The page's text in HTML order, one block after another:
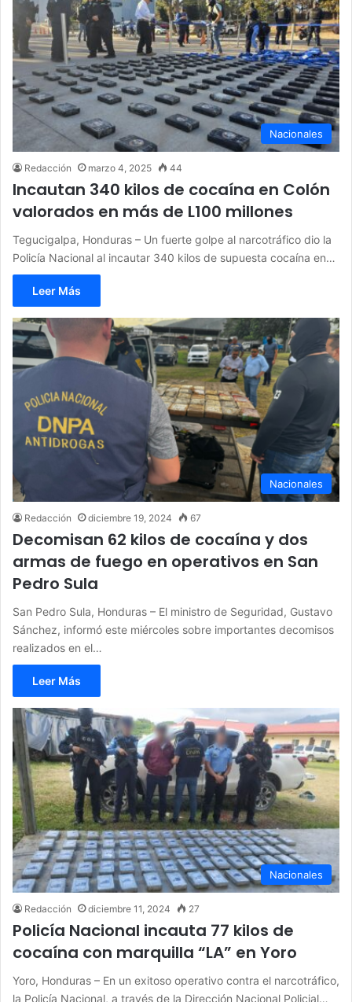
Nacionales
Redacción marzo 4, 2025 44
Incautan 340 kilos de cocaína en Colón
valorados en más de L100 millones
Tegucigalpa, Honduras – Un fuerte golpe al narcotráfico dio la
Policía Nacional al incautar 340 kilos de supuesta cocaína en…
Leer Más
Nacionales
Redacción diciembre 19, 2024 67
Decomisan 62 kilos de cocaína y dos
armas de fuego en operativos en San
Pedro Sula
San Pedro Sula, Honduras – El ministro de Seguridad, Gustavo
Sánchez, informó este miércoles sobre importantes decomisos
realizados en el…
Leer Más
Nacionales
Redacción diciembre 11, 2024 27
Policía Nacional incauta 77 kilos de
cocaína con marquilla “LA” en Yoro
Yoro, Honduras – En un exitoso operativo contra el narcotráfico,
la Policía Nacional, a través de la Dirección Nacional Policial…